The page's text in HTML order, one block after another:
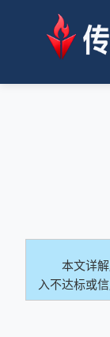
本文详
入不达标或